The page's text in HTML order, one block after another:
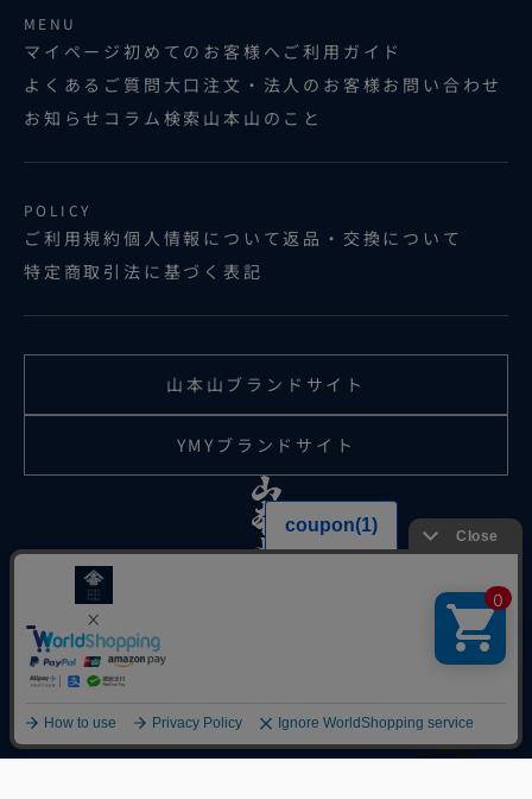
MENU
マイページ 初めてのお客様へ ご利用ガイド
よくあるご質問 大口注文・法人のお客様お問い合わせ
お知らせ コラム 検索 山本山のこと
POLICY
ご利用規約 個人情報について返品・交換について
特定商取引法に基づく表記
山本山ブランドサイト
YMYブランドサイト
© 2026 株式会社山本山
言語
日本語